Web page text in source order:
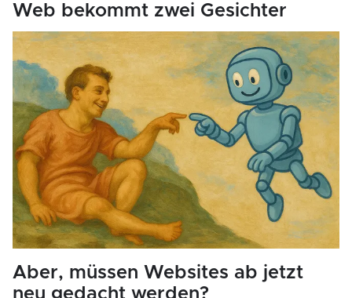
Web bekommt zwei Gesichter
Aber, müssen Websites ab jetzt
neu gedacht werden?